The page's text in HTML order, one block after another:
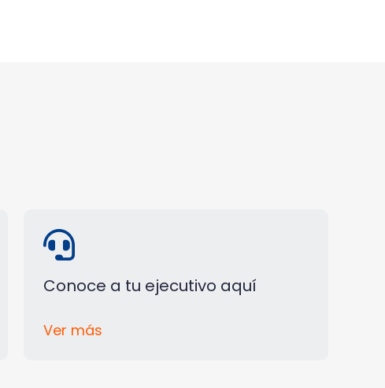
Conoce a tu ejecutivo aquí
Ver más